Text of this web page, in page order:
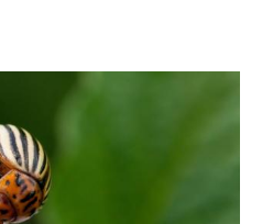
Кыргызстан обошел
сельского хозяйства